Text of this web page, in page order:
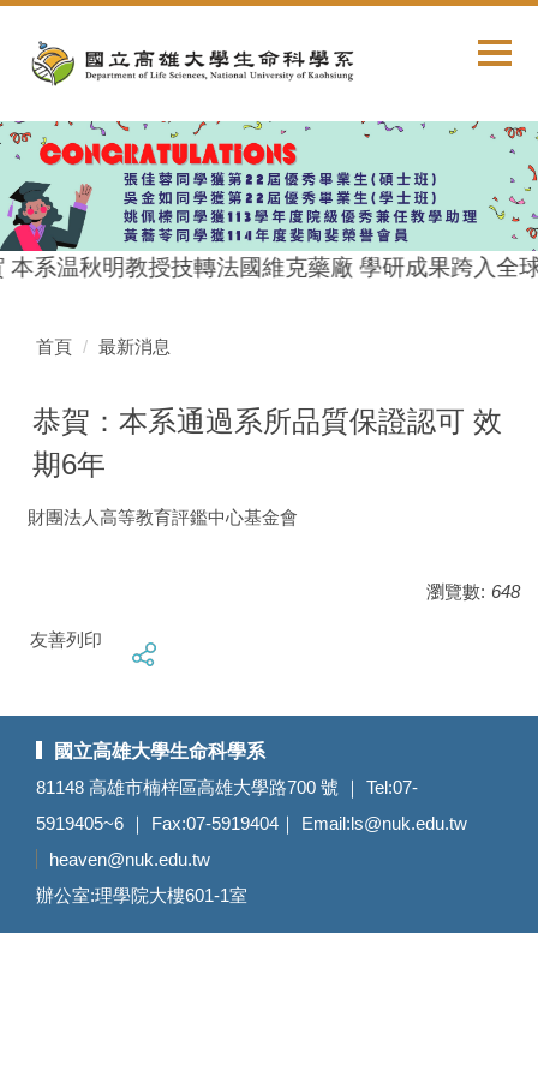
內
容
區
本系温秋明教授技轉法國維克藥廠 學研成果跨入全
首頁 最新消息
恭賀：本系通過系所品質保證認可 效
期6年
財團法人高等教育評鑑中心基金會
瀏覽數: 648
友善列印
國立高雄大學生命科學系
81148 高雄市楠梓區高雄大學路700 號 ｜ Tel:07-
5919405~6 ｜ Fax:07-5919404｜ Email:ls@nuk.edu.tw
heaven@nuk.edu.tw
辦公室:理學院大樓601-1室